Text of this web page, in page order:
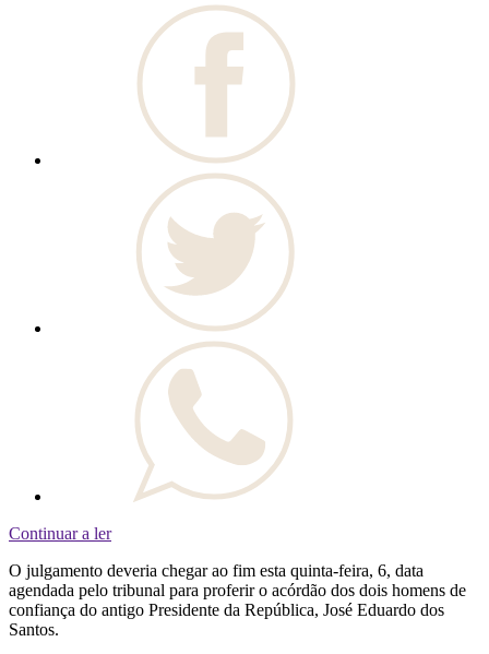
Continuar a ler
O julgamento deveria chegar ao fim esta quinta-feira, 6, data
agendada pelo tribunal para proferir o acórdão dos dois homens de
confiança do antigo Presidente da República, José Eduardo dos
Santos.